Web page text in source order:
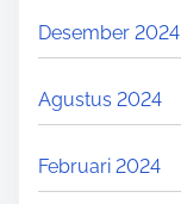
Desember 2024
Agustus 2024
Februari 2024